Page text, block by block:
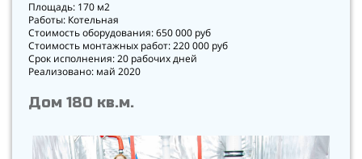
Площадь: 170 м2
Работы: Котельная
Стоимость оборудования: 650 000 руб
Стоимость монтажных работ: 220 000 руб
Срок исполнения: 20 рабочих дней
Реализовано: май 2020
Дом 180 кв.м.